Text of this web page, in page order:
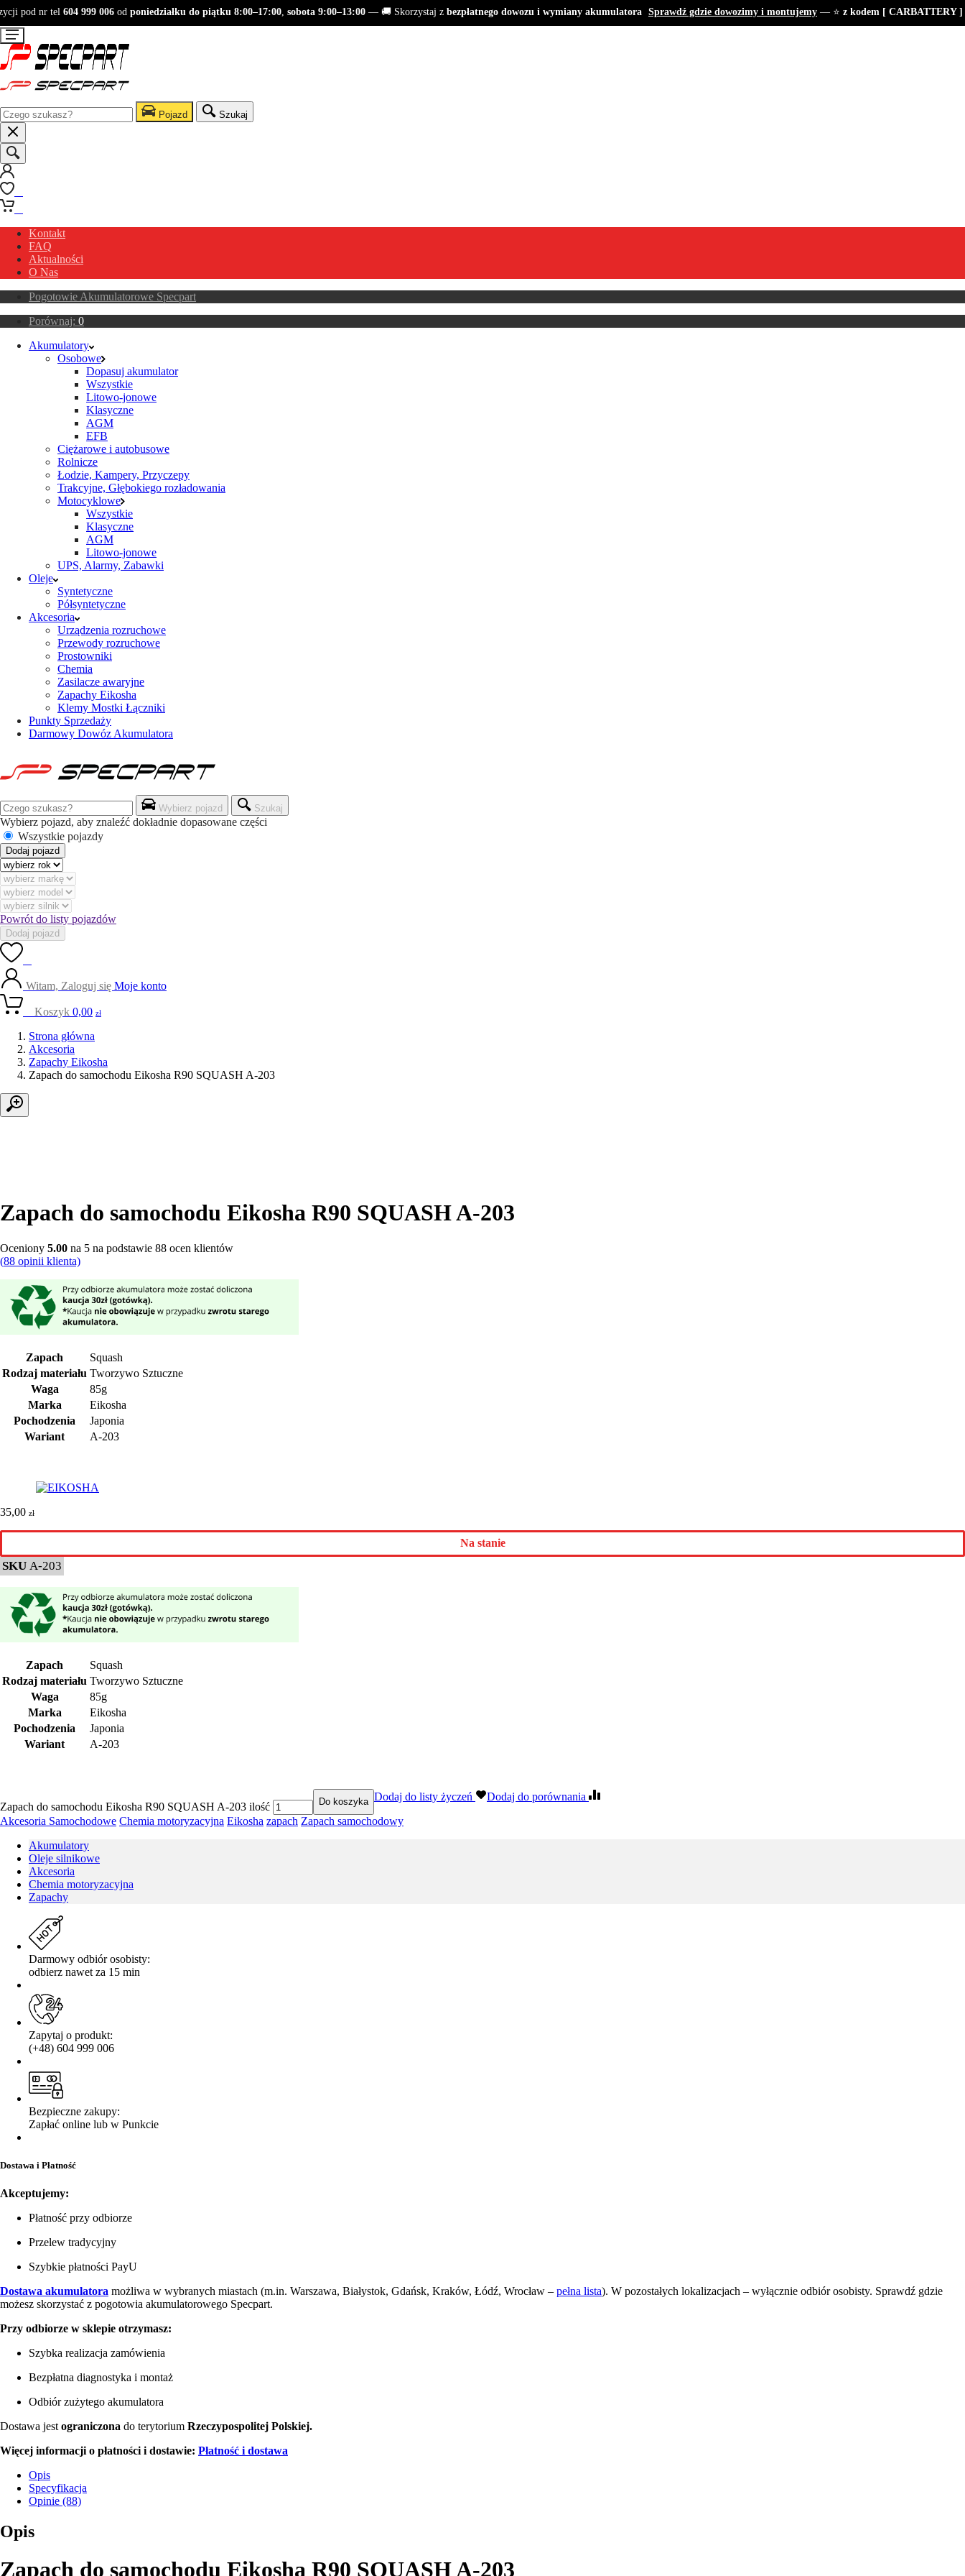
pod nr tel604 999 006odponiedziałku do piątku 8:00–17:00,sobota 9:00–13:00— 🚚 Skorzystaj zbezpłatnego dowozu i wymiany akumulatora Sprawdź gdzie dowozimy i montujemy— ⭐ z kodem [ CARBATTERY ]
Pojazd Szukaj
Kontakt
FAQ
Aktualności
O Nas
Pogotowie Akumulatorowe Specpart
Porównaj: 0
Akumulatory
Osobowe
Dopasuj akumulator
Wszystkie
Litowo-jonowe
Klasyczne
AGM
EFB
Ciężarowe i autobusowe
Rolnicze
Łodzie, Kampery, Przyczepy
Trakcyjne, Głębokiego rozładowania
Motocyklowe
Wszystkie
Klasyczne
AGM
Litowo-jonowe
UPS, Alarmy, Zabawki
Oleje
Syntetyczne
Półsyntetyczne
Akcesoria
Urządzenia rozruchowe
Przewody rozruchowe
Prostowniki
Chemia
Zasilacze awaryjne
Zapachy Eikosha
Klemy Mostki Łączniki
Punkty Sprzedaży
Darmowy Dowóz Akumulatora
Wybierz pojazd Szukaj
Wybierz pojazd, aby znaleźć dokładnie dopasowane części
Wszystkie pojazdy
Dodaj pojazd
Powrót do listy pojazdów
Dodaj pojazd
Witam, Zaloguj się Moje konto
Koszyk 0,00 zł
Strona główna
Akcesoria
Zapachy Eikosha
Zapach do samochodu Eikosha R90 SQUASH A-203
Zapach do samochodu Eikosha R90 SQUASH A-203
Oceniony 5.00 na 5 na podstawie 88 ocen klientów
(88 opinii klienta)
Zapach
Squash
Rodzaj materiału Tworzywo Sztuczne
Waga
85g
Marka
Eikosha
Pochodzenia
Japonia
Wariant
A-203
35,00 zł
Na stanie
SKU A-203
Zapach
Squash
Rodzaj materiału Tworzywo Sztuczne
Waga
85g
Marka
Eikosha
Pochodzenia
Japonia
Wariant
A-203
Zapach do samochodu Eikosha R90 SQUASH A-203 ilość Do koszyka Dodaj do listy życzeń
Dodaj do porównania
Akcesoria Samochodowe Chemia motoryzacyjna Eikosha zapach Zapach samochodowy
Akumulatory
Oleje silnikowe
Akcesoria
Chemia motoryzacyjna
Zapachy
Darmowy odbiór osobisty:
odbierz nawet za 15 min
Zapytaj o produkt:
(+48) 604 999 006
Bezpieczne zakupy:
Zapłać online lub w Punkcie
Dostawa i Płatność
Akceptujemy:
Płatność przy odbiorze
Przelew tradycyjny
Szybkie płatności PayU
Dostawa akumulatora możliwa w wybranych miastach (m.in. Warszawa, Białystok, Gdańsk, Kraków, Łódź, Wrocław – pełna lista). W pozostałych lokalizacjach – wyłącznie odbiór osobisty. Sprawdź gdzie
możesz skorzystać z pogotowia akumulatorowego Specpart.
Przy odbiorze w sklepie otrzymasz:
Szybka realizacja zamówienia
Bezpłatna diagnostyka i montaż
Odbiór zużytego akumulatora
Dostawa jest ograniczona do terytorium Rzeczypospolitej Polskiej.
Więcej informacji o płatności i dostawie: Płatność i dostawa
Opis
Specyfikacja
Opinie (88)
Opis
Zapach do samochodu Eikosha R90 SQUASH A-203